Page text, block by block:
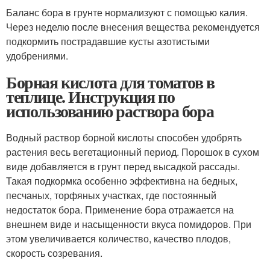
Баланс бора в грунте нормализуют с помощью калия.
Через неделю после внесения вещества рекомендуется
подкормить пострадавшие кусты азотистыми
удобрениями.
Борная кислота для томатов в
теплице. Инструкция по
использованию раствора бора
Водный раствор борной кислоты способен удобрять
растения весь вегетационный период. Порошок в сухом
виде добавляется в грунт перед высадкой рассады.
Такая подкормка особенно эффективна на бедных,
песчаных, торфяных участках, где постоянный
недостаток бора. Применение бора отражается на
внешнем виде и насыщенности вкуса помидоров. При
этом увеличивается количество, качество плодов,
скорость созревания.